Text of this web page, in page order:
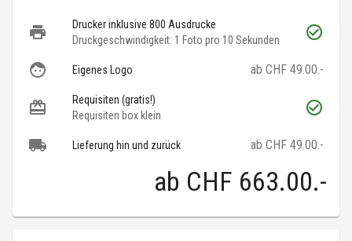
Drucker inklusive 800 Ausdrucke
Druckgeschwindigkeit: 1 Foto pro 10 Sekunden
Eigenes Logo ab CHF 49.00.-
Requisiten (gratis!)
Requisiten box klein
Lieferung hin und zurück ab CHF 49.00.-
ab CHF 663.00.-